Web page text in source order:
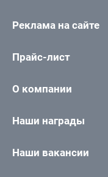
Реклама на сайте
Прайс-лист
О компании
Наши награды
Наши вакансии